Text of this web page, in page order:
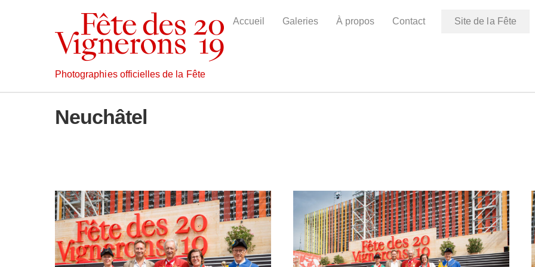
Photographies officielles de la Fête
Accueil Galeries À propos Contact Site de la Fête
Neuchâtel